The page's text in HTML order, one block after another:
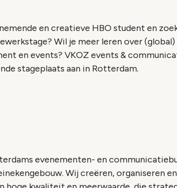
en creatieve HBO student en
Wil je meer leren over
en events? VKOZ events &
stageplaats aan in Rotterdam.
evenementen- en
Wij creëren, organiseren